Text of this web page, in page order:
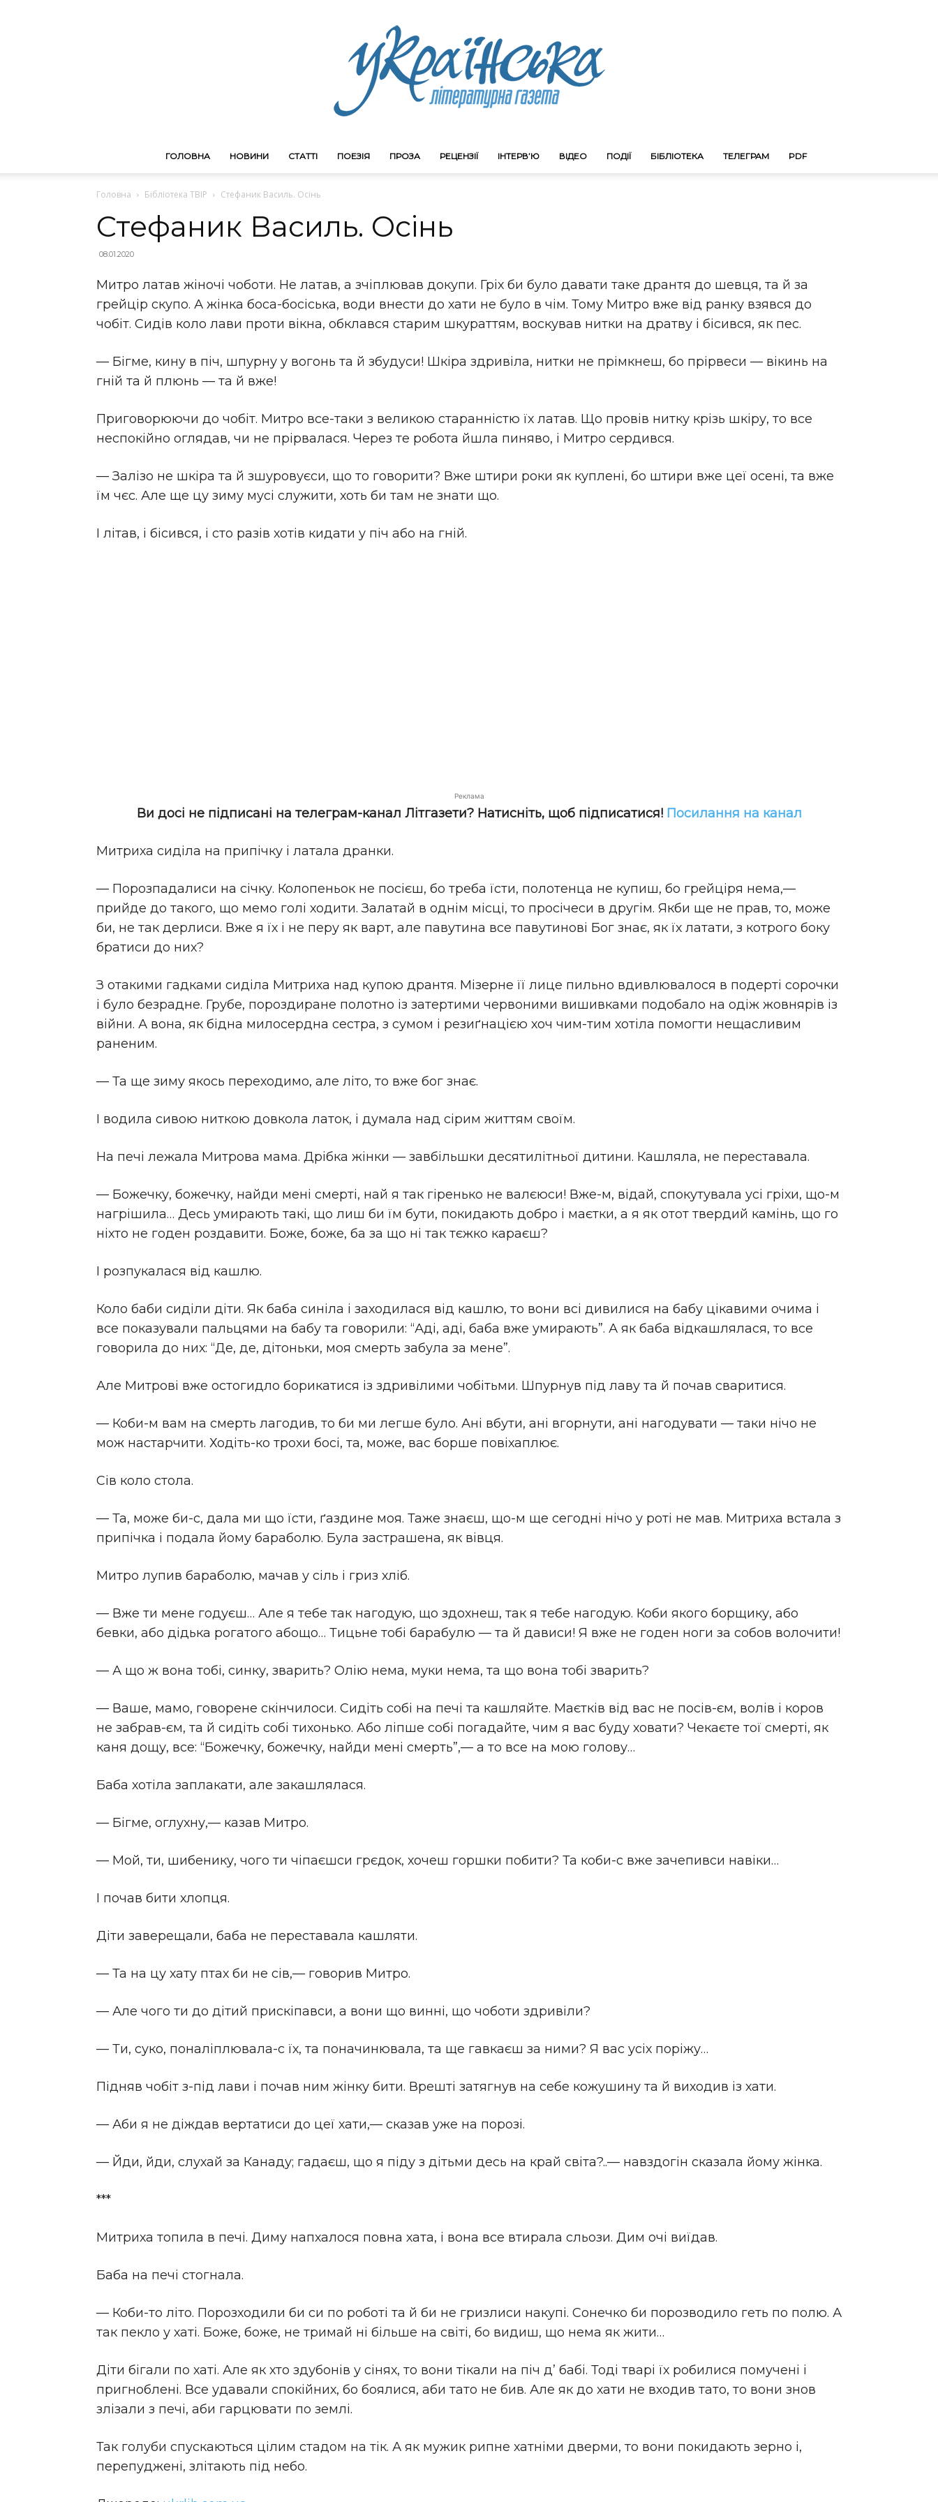
ГОЛОВНА НОВИНИ СТАТТІ ПОЕЗІЯ ПРОЗА РЕЦЕНЗІЇ ІНТЕРВ’Ю ВІДЕО ПОДІЇ БІБЛІОТЕКА ТЕЛЕГРАМ PDF
Головна Бібліотека ТВІР Стефаник Василь. Осінь
Стефаник Василь. Осінь
08.01.2020
Митро латав жіночі чоботи. Не латав, а зчіплював докупи. Гріх би було давати таке дрантя до шевця, та й за
грейцір скупо. А жінка боса-босіська, води внести до хати не було в чім. Тому Митро вже від ранку взявся до
чобіт. Сидів коло лави проти вікна, обклався старим шкураттям, воскував нитки на дратву і бісився, як пес.
— Бігме, кину в піч, шпурну у вогонь та й збудуси! Шкіра здривіла, нитки не прімкнеш, бо прірвеси — вікинь на
гній та й плюнь — та й вже!
Приговорюючи до чобіт. Митро все-таки з великою старанністю їх латав. Що провів нитку крізь шкіру, то все
неспокійно оглядав, чи не прірвалася. Через те робота йшла пиняво, і Митро сердився.
— Залізо не шкіра та й зшуровуєси, що то говорити? Вже штири роки як куплені, бо штири вже цеї осені, та вже
їм чєс. Але ще цу зиму мусі служити, хоть би там не знати що.
І літав, і бісився, і сто разів хотів кидати у піч або на гній.
Реклама
Ви досі не підписані на телеграм-канал Літгазети? Натисніть, щоб підписатися! Посилання на канал
Митриха сиділа на припічку і латала дранки.
— Порозпадалиси на січку. Колопеньок не посієш, бо треба їсти, полотенца не купиш, бо грейціря нема,—
прийде до такого, що мемо голі ходити. Залатай в однім місці, то просічеси в другім. Якби ще не прав, то, може
би, не так дерлиси. Вже я їх і не перу як варт, але павутина все павутинові Бог знає, як їх латати, з котрого боку
братиси до них?
З отакими гадками сиділа Митриха над купою дрантя. Мізерне її лице пильно вдивлювалося в подерті сорочки
і було безрадне. Грубе, пороздиране полотно із затертими червоними вишивками подобало на одіж жовнярів із
війни. А вона, як бідна милосердна сестра, з сумом і резиґнацією хоч чим-тим хотіла помогти нещасливим
раненим.
— Та ще зиму якось переходимо, але літо, то вже бог знає.
І водила сивою ниткою довкола латок, і думала над сірим життям своїм.
На печі лежала Митрова мама. Дрібка жінки — завбільшки десятилітньої дитини. Кашляла, не переставала.
— Божечку, божечку, найди мені смерті, най я так гіренько не валєюси! Вже-м, відай, спокутувала усі гріхи, що-м
нагрішила… Десь умирають такі, що лиш би їм бути, покидають добро і маєтки, а я як отот твердий камінь, що го
ніхто не годен роздавити. Боже, боже, ба за що ні так тєжко караєш?
І розпукалася від кашлю.
Коло баби сиділи діти. Як баба синіла і заходилася від кашлю, то вони всі дивилися на бабу цікавими очима і
все показували пальцями на бабу та говорили: “Аді, аді, баба вже умирають”. А як баба відкашлялася, то все
говорила до них: “Де, де, дітоньки, моя смерть забула за мене”.
Але Митрові вже остогидло борикатися із здривілими чобітьми. Шпурнув під лаву та й почав сваритися.
— Коби-м вам на смерть лагодив, то би ми легше було. Ані вбути, ані вгорнути, ані нагодувати — таки нічо не
мож настарчити. Ходіть-ко трохи босі, та, може, вас борше повіхаплює.
Сів коло стола.
— Та, може би-с, дала ми що їсти, ґаздине моя. Таже знаєш, що-м ще сегодні нічо у роті не мав. Митриха встала з
припічка і подала йому бараболю. Була застрашена, як вівця.
Митро лупив бараболю, мачав у сіль і гриз хліб.
— Вже ти мене годуєш… Але я тебе так нагодую, що здохнеш, так я тебе нагодую. Коби якого борщику, або
бевки, або дідька рогатого абощо… Тицьне тобі барабулю — та й дависи! Я вже не годен ноги за собов волочити!
— А що ж вона тобі, синку, зварить? Олію нема, муки нема, та що вона тобі зварить?
— Ваше, мамо, говорене скінчилоси. Сидіть собі на печі та кашляйте. Маєтків від вас не посів-єм, волів і коров
не забрав-єм, та й сидіть собі тихонько. Або ліпше собі погадайте, чим я вас буду ховати? Чекаєте тої смерті, як
каня дощу, все: “Божечку, божечку, найди мені смерть”,— а то все на мою голову…
Баба хотіла заплакати, але закашлялася.
— Бігме, оглухну,— казав Митро.
— Мой, ти, шибенику, чого ти чіпаєшси грєдок, хочеш горшки побити? Та коби-с вже зачепивси навіки…
І почав бити хлопця.
Діти заверещали, баба не переставала кашляти.
— Та на цу хату птах би не сів,— говорив Митро.
— Але чого ти до дітий прискіпавси, а вони що винні, що чоботи здривіли?
— Ти, суко, поналіплювала-с їх, та поначинювала, та ще гавкаєш за ними? Я вас усіх поріжу…
Підняв чобіт з-під лави і почав ним жінку бити. Врешті затягнув на себе кожушину та й виходив із хати.
— Аби я не діждав вертатиси до цеї хати,— сказав уже на порозі.
— Йди, йди, слухай за Канаду; гадаєш, що я піду з дітьми десь на край світа?..— навздогін сказала йому жінка.
***
Митриха топила в печі. Диму напхалося повна хата, і вона все втирала сльози. Дим очі виїдав.
Баба на печі стогнала.
— Коби-то літо. Порозходили би си по роботі та й би не гризлиси накупі. Сонечко би порозводило геть по полю. А
так пекло у хаті. Боже, боже, не тримай ні більше на світі, бо видиш, що нема як жити…
Діти бігали по хаті. Але як хто здубонів у сінях, то вони тікали на піч д’ бабі. Тоді тварі їх робилися помучені і
пригноблені. Все удавали спокійних, бо боялися, аби тато не бив. Але як до хати не входив тато, то вони знов
злізали з печі, аби гарцювати по землі.
Так голуби спускаються цілим стадом на тік. А як мужик рипне хатніми дверми, то вони покидають зерно і,
перепуджені, злітають під небо.